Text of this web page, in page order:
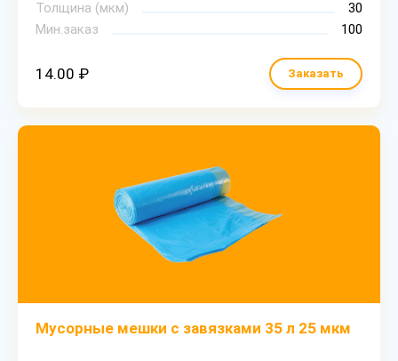
Толщина (мкм)
30
Мин.заказ
100
14.00 ₽ Заказать
Мусорные мешки с завязками 35 л 25 мкм